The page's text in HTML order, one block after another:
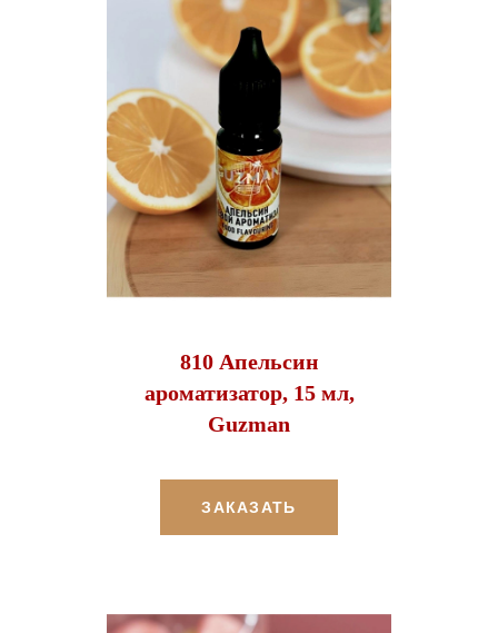
810 Апельсин
ароматизатор, 15 мл,
Guzman
ЗАКАЗАТЬ